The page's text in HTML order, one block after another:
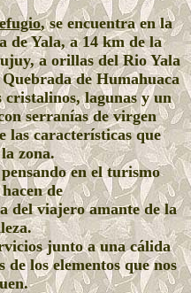
, se encuentra en la
de Yala, a 14 km de la
a orillas del Rio Yala
de Humahuaca
lagunas y un
serranías de virgen
las características que
zona.
en el turismo
de
del viajero amante de la
junto a una cálida
los elementos que nos